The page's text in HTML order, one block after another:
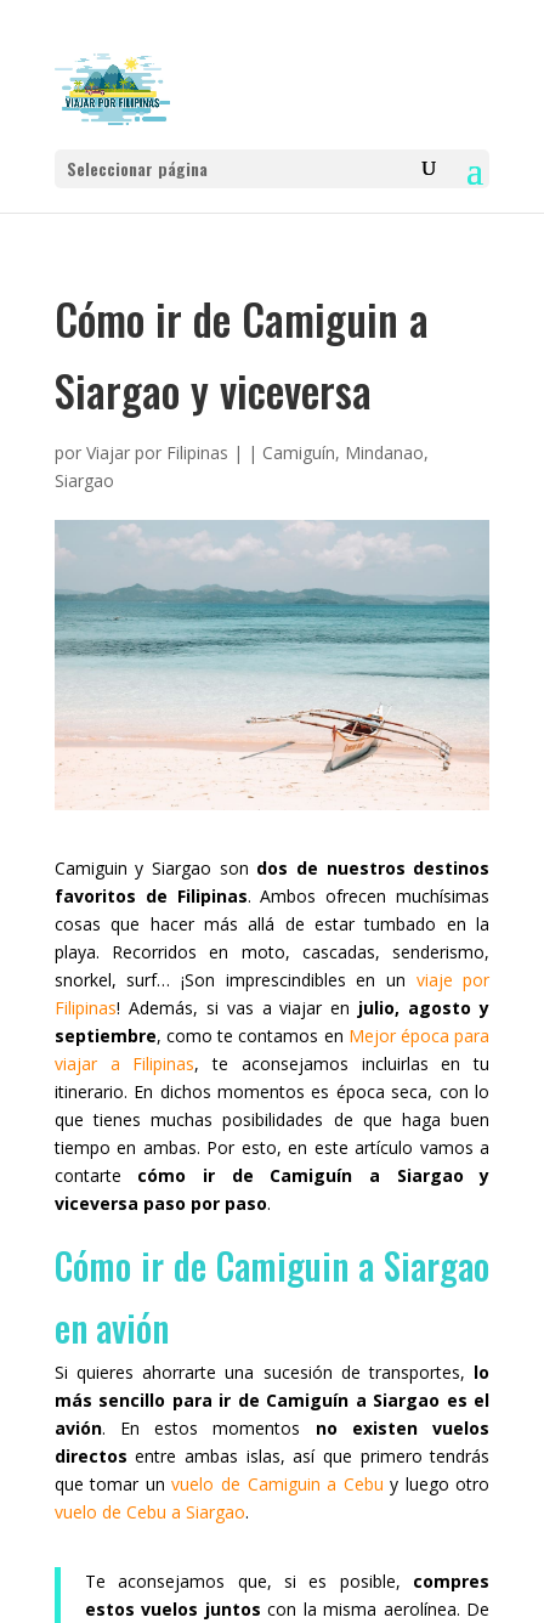
Seleccionar página
Cómo ir de Camiguin a
Siargao y viceversa
por Viajar por Filipinas | | Camiguín, Mindanao,
Siargao
Camiguin y Siargao son dos de nuestros destinos
favoritos de Filipinas. Ambos ofrecen muchísimas
cosas que hacer más allá de estar tumbado en la
playa. Recorridos en moto, cascadas, senderismo,
snorkel, surf… ¡Son imprescindibles en un viaje por
Filipinas! Además, si vas a viajar en julio, agosto y
septiembre, como te contamos en Mejor época para
viajar a Filipinas, te aconsejamos incluirlas en tu
itinerario. En dichos momentos es época seca, con lo
que tienes muchas posibilidades de que haga buen
tiempo en ambas. Por esto, en este artículo vamos a
contarte cómo ir de Camiguín a Siargao y
viceversa paso por paso.
Cómo ir de Camiguin a Siargao
en avión
Si quieres ahorrarte una sucesión de transportes, lo
más sencillo para ir de Camiguín a Siargao es el
avión. En estos momentos no existen vuelos
directos entre ambas islas, así que primero tendrás
que tomar unvuelo de Camiguin a Cebu y luego otro
vuelo de Cebu a Siargao.
Te aconsejamos que, si es posible, compres
estos vuelos juntos con la misma aerolínea. De